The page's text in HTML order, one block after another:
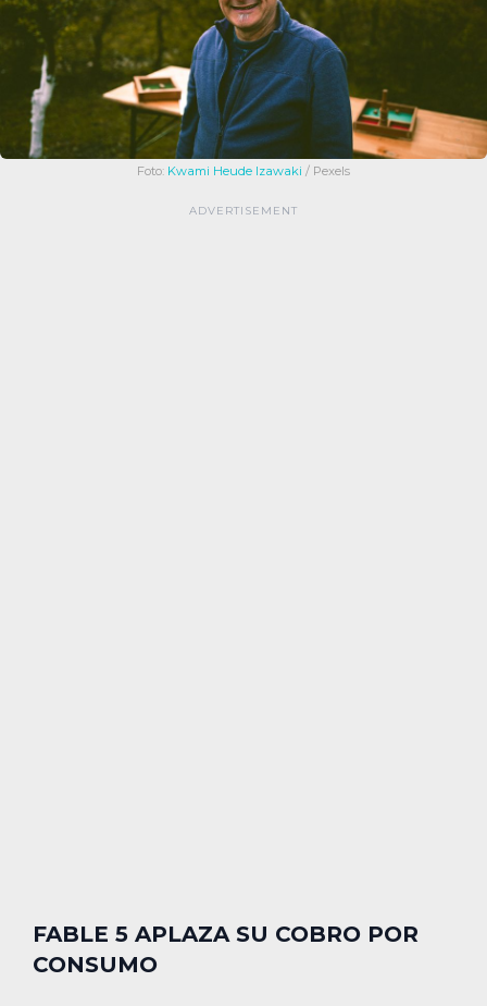
Foto: Kwami Heude Izawaki / Pexels
FABLE 5 APLAZA SU COBRO POR
CONSUMO